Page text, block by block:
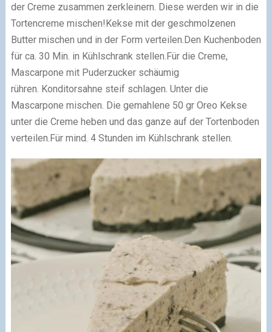
der Creme zusammen zerkleinern. Diese werden wir in die
Tortencreme mischen!Kekse mit der geschmolzenen
Butter mischen und in der Form verteilen.Den Kuchenboden
für ca. 30 Min. in Kühlschrank stellen.Für die Creme,
Mascarpone mit Puderzucker schäumig
rühren. Konditorsahne steif schlagen. Unter die
Mascarpone mischen. Die gemahlene 50 gr Oreo Kekse
unter die Creme heben und das ganze auf der Tortenboden
verteilen.Für mind. 4 Stunden im Kühlschrank stellen.